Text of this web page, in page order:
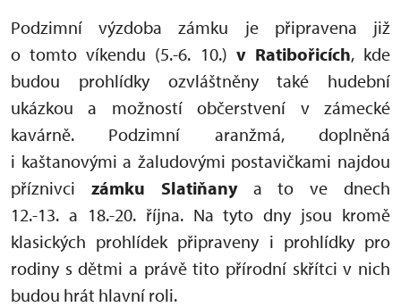
Podzimní výzdoba zámku je připravena již
o tomto víkendu (5.-6. 10.) v Ratibořicích, kde
budou prohlídky ozvláštněny také hudební
ukázkou a možností občerstvení v zámecké
kavárně. Podzimní aranžmá, doplněná
i kaštanovými a žaludovými postavičkami najdou
příznivci zámku Slatiňanya to ve dnech
12.-13. a 18.-20. října. Na tyto dny jsou kromě
klasických prohlídek připraveny i prohlídky pro
rodiny s dětmi a právě tito přírodní skřítci v nich
budou hrát hlavní roli.